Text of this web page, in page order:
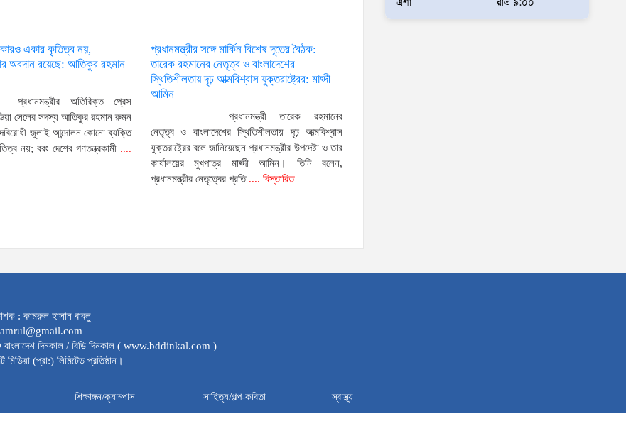
একার কৃতিত্ব নয়,
অবদান রয়েছে: আতিকুর রহমান
প্রধানমন্ত্রীর অতিরিক্ত প্রেস
সেলের সদস্য আতিকুর রহমান রুমন
জুলাই আন্দোলন কোনো ব্যক্তি
নয়; বরং দেশের গণতন্ত্রকামী ....
প্রধানমন্ত্রীর সঙ্গে মার্কিন বিশেষ দূতের বৈঠক:
তারেক রহমানের নেতৃত্ব ও বাংলাদেশের
স্থিতিশীলতায় দৃঢ় আত্মবিশ্বাস যুক্তরাষ্ট্রের: মাহ্দী
আমিন
প্রধানমন্ত্রী তারেক রহমানের
নেতৃত্ব ও বাংলাদেশের স্থিতিশীলতায় দৃঢ় আত্মবিশ্বাস
যুক্তরাষ্ট্রের বলে জানিয়েছেন প্রধানমন্ত্রীর উপদেষ্টা ও তার
কার্যালয়ের মুখপাত্র মাহ্দী আমিন। তিনি বলেন,
প্রধানমন্ত্রীর নেতৃত্বের প্রতি.... বিস্তারিত
৬,০০০ (ছয় হাজার) পিস ইয়াবা
মো. শফিকুল ও ঢাকা-১৮ আসনের
হোসেনের উপর একদল দুস্কৃতিকারীদের হামলা
: কামরুল হাসান বাবলু
দিনকাল / বিডি দিনকাল ( www.bddinkal.com )
মিডিয়া (প্রা:) লিমিটেড প্রতিষ্ঠান।
শিক্ষাঙ্গন/ক্যাম্পাস সাহিত্য/গল্প-কবিতা স্বাস্থ্য